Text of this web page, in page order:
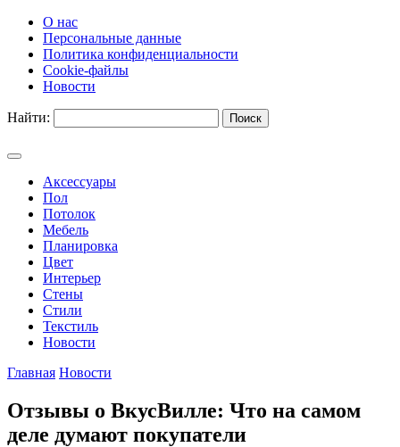
О нас
Персональные данные
Политика конфиденциальности
Cookie-файлы
Новости
Найти:
Аксессуары
Пол
Потолок
Мебель
Планировка
Цвет
Интерьер
Стены
Стили
Текстиль
Новости
Главная Новости
Отзывы о ВкусВилле: Что на самом
деле думают покупатели